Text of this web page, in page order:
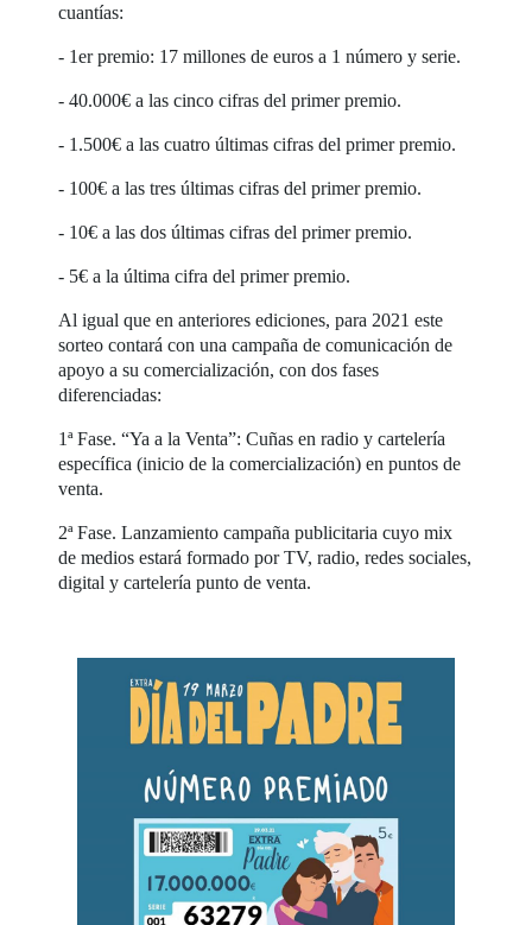
cuantías:
- 1er premio: 17 millones de euros a 1 número y serie.
- 40.000€ a las cinco cifras del primer premio.
- 1.500€ a las cuatro últimas cifras del primer premio.
- 100€ a las tres últimas cifras del primer premio.
- 10€ a las dos últimas cifras del primer premio.
- 5€ a la última cifra del primer premio.
Al igual que en anteriores ediciones, para 2021 este
sorteo contará con una campaña de comunicación de
apoyo a su comercialización, con dos fases
diferenciadas:
1ª Fase. “Ya a la Venta”: Cuñas en radio y cartelería
específica (inicio de la comercialización) en puntos de
venta.
2ª Fase. Lanzamiento campaña publicitaria cuyo mix
de medios estará formado por TV, radio, redes sociales,
digital y cartelería punto de venta.